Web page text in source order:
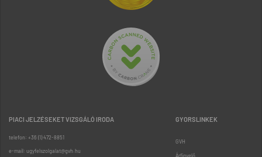
PIACI JELZÉSEKET VIZSGÁLÓ IRODA
telefon: +36 (1) 472-8851
e-mail: ugyfelszolgalat@gvh.hu
GYORSLINKEK
GVH